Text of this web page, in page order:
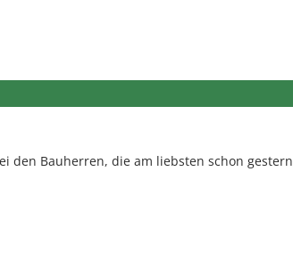
den Bauherren, die am liebsten schon gestern